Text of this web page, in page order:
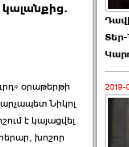
օրաթերթի
Նիկոլ
է կայացվել
խոշոր
2019-